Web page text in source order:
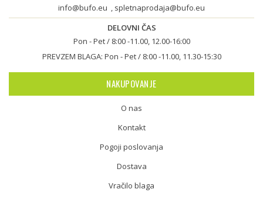
info@bufo.eu , spletnaprodaja@bufo.eu
DELOVNI ČAS
Pon - Pet / 8:00 -11.00, 12.00-16:00
PREVZEM BLAGA: Pon - Pet / 8:00 -11.00, 11.30-15:30
NAKUPOVANJE
O nas
Kontakt
Pogoji poslovanja
Dostava
Vračilo blaga